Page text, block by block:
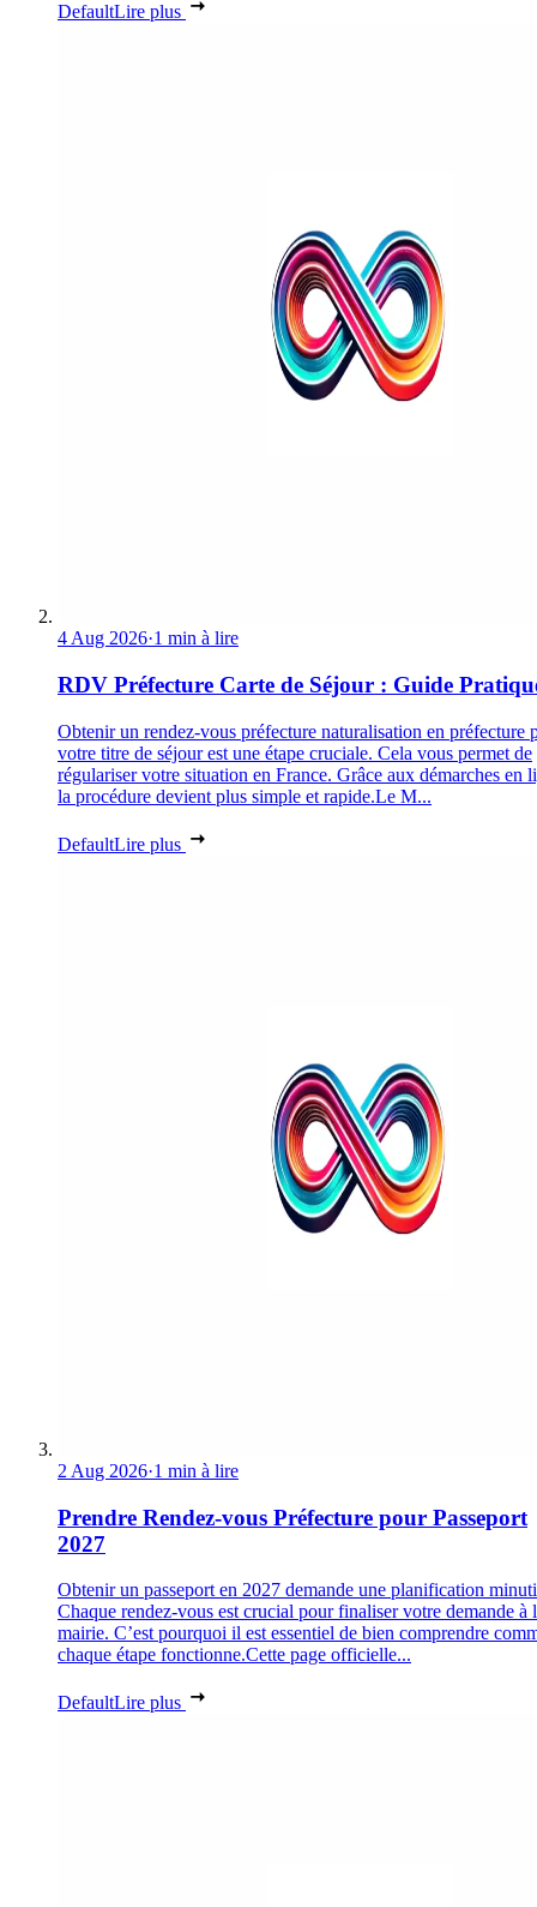
DefaultLire plus
4 Aug 2026·1 min à lire
RDV Préfecture Carte de Séjour : Guide
Obtenir un rendez-vous préfecture naturalisation en préfecture
votre titre de séjour est une étape cruciale. Cela vous permet de
régulariser votre situation en France. Grâce aux démarches en
la procédure devient plus simple et rapide.Le M...
DefaultLire plus
2 Aug 2026·1 min à lire
Prendre Rendez-vous Préfecture pour Passeport
2027
Obtenir un passeport en 2027 demande une planification
Chaque rendez-vous est crucial pour finaliser votre demande à
mairie. C’est pourquoi il est essentiel de bien comprendre
chaque étape fonctionne.Cette page officielle...
DefaultLire plus